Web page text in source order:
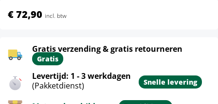
€ 72,90 incl. btw
Gratis verzending & gratis retourneren
Gratis
Levertijd: 1 - 3 werkdagen
(Pakketdienst)
Snelle levering